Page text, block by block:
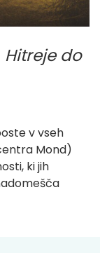
Hitreje do
v vseh
Mond)
ki jih